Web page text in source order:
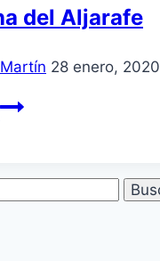
del Aljarafe
28 enero, 2020
Servicio
en
Mairena